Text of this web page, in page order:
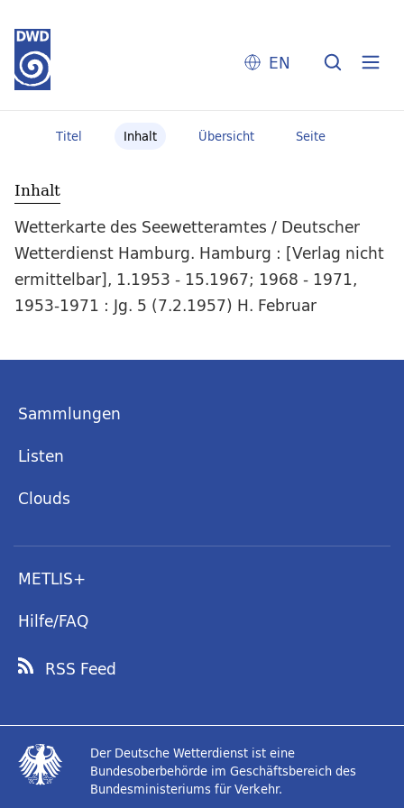
EN
Titel Inhalt Übersicht Seite
Inhalt
Wetterkarte des Seewetteramtes / Deutscher
Wetterdienst Hamburg. Hamburg : [Verlag nicht
ermittelbar], 1.1953 - 15.1967; 1968 - 1971,
1953-1971 : Jg. 5 (7.2.1957) H. Februar
Sammlungen
Listen
Clouds
METLIS+
Hilfe/FAQ
RSS Feed
Der Deutsche Wetterdienst ist eine
Bundesoberbehörde im Geschäftsbereich des
Bundesministeriums für Verkehr.